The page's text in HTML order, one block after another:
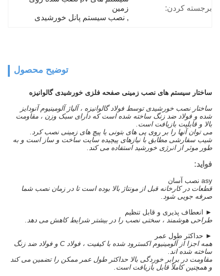
برجسته کردن:
زمین
, نصب سیستم پانل خورشیدی
توضیح محصول
ساختار سیستم های نصب زمینی صفحه فلزی خورشیدی گالوانیزه
ساختار نصب خورشیدی توسط فولاد گالوانیزه ، آلیاژ آلومینیوم آنودایز
شده و فولاد ضد زنگ ساخته شده است که دارای سبک وزن ، مقاومت
بالا و قابلیت بازیافت است.
می توان آنها را بر روی پی های بتونی یا پیچ های زمینی نصب کرد.
شیب سفارشی مطابق با نیازهای پیچیده سایت ساخت و ساز است و به
طور موثر از انرژی خورشید استفاده می کند.
فواید:
asy نصب آسان
قطعات در کارخانه قبل از مونتاژ بالا بوده است تا در زمان نصب شما
صرفه جویی شود.
► انعطاف پذیری و قابل تنظیم
طراحی هوشمند ، سختی نصب را در بیشتر شرایط کاهش می دهد.
► حداکثر طول عمر
همه اجزا از آلومینیوم اکسترود شده با کیفیت ، فولاد C و فولاد ضد زنگ
ساخته شده اند.
مقاومت در برابر خوردگی بالا حداکثر طول عمر ممکن را تضمین می کند
و همچنین کاملاً قابل بازیافت است.